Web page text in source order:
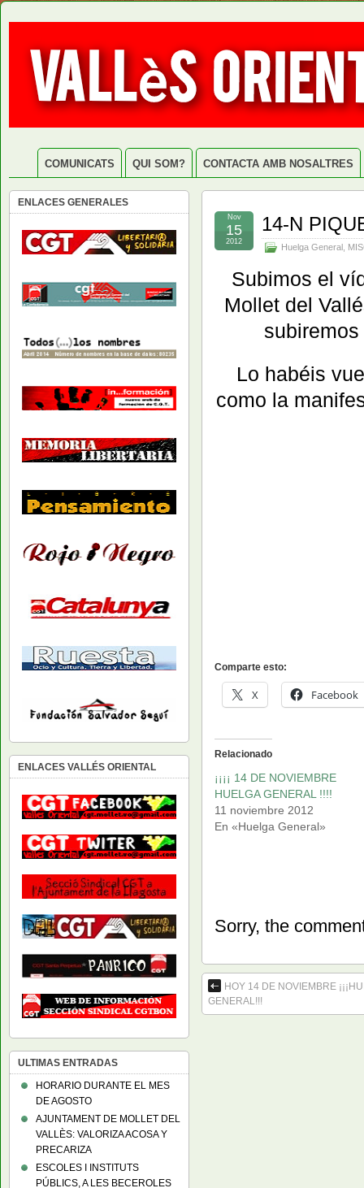
COMUNICATS QUI SOM? CONTACTA AMB NOSALTRES
14-N
Huelga General
Nov
15
2012
Subimos el
Mollet del
Lo habéis
como la
Comparte esto:
X Facebook
Relacionado
¡¡¡¡ 14 DE NOVIEMBRE
HUELGA GENERAL !!!!
11 noviembre 2012
En «Huelga General»
Sorry, the
HOY 14 DE NOVIEMBRE
GENERAL!!!
ENLACES GENERALES
ENLACES VALLÉS ORIENTAL
ULTIMAS ENTRADAS
HORARIO DURANTE EL MES
DE AGOSTO
AJUNTAMENT DE MOLLET DEL
VALLÈS: VALORIZA ACOSA Y
PRECARIZA
ESCOLES I INSTITUTS
PÚBLICS, A LES BECEROLES